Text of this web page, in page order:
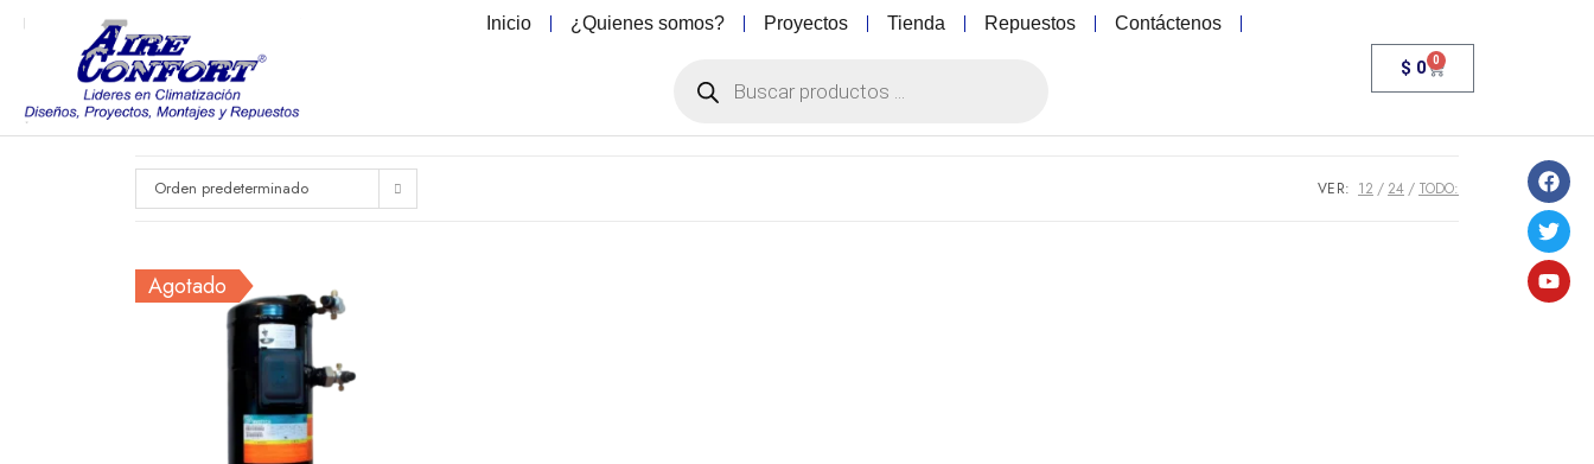
Inicio ¿Quienes somos? Proyectos Tienda Repuestos Contáctenos
$ 0 0
Orden predeterminado VER: 12 24 TODO:
Agotado